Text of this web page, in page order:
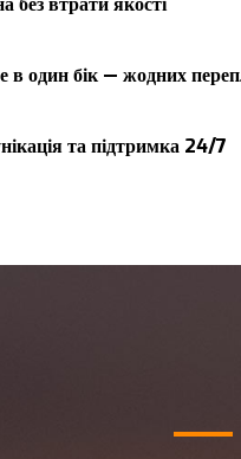
в один бік — жодних
та підтримка 24/7